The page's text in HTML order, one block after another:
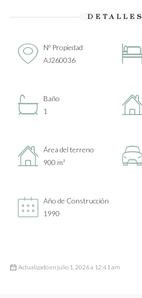
DETALLES
Nº Propiedad
AJ260036
Baño
1
Área del terreno
900 m²
Año de Construcción
1990
Actualizado en julio 1, 2026 a 12:41 am